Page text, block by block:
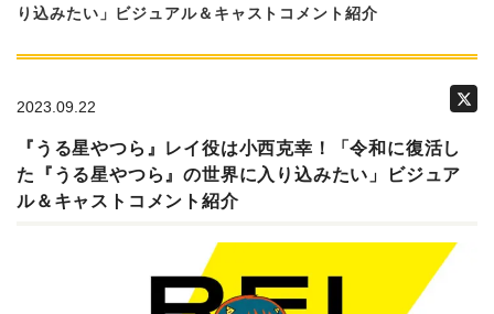
り込みたい」ビジュアル＆キャストコメント紹介
2023.09.22
『うる星やつら』レイ役は小西克幸！「令和に復活し
た『うる星やつら』の世界に入り込みたい」ビジュア
ル＆キャストコメント紹介